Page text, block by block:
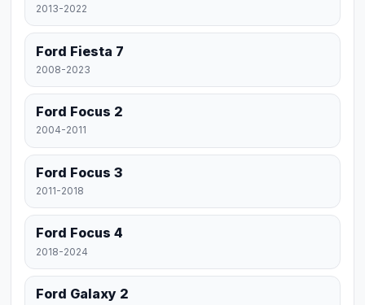
2013-2022
Ford Fiesta 7
2008-2023
Ford Focus 2
2004-2011
Ford Focus 3
2011-2018
Ford Focus 4
2018-2024
Ford Galaxy 2